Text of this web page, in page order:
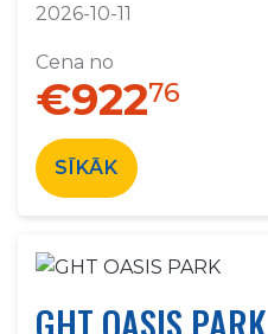
2026-10-11
Cena no
€92276
SĪKĀK